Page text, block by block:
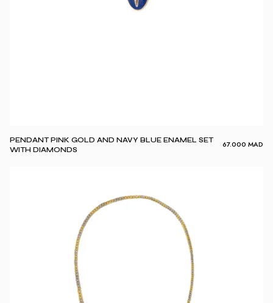
PENDANT PINK GOLD AND NAVY BLUE ENAMEL SET
WITH DIAMONDS
67.000 MAD